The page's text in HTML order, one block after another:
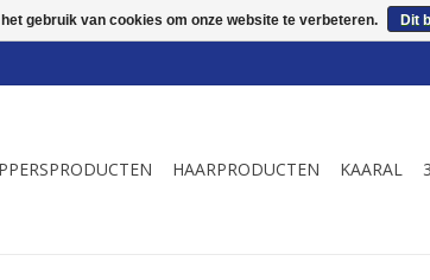
HAARPRODUCTEN KAARAL
gebruik van cookies om onze website te verbeteren. Dit